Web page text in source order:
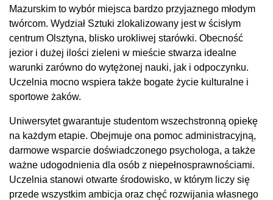
Mazurskim to wybór miejsca bardzo przyjaznego młodym
twórcom. Wydział Sztuki zlokalizowany jest w ścisłym
centrum Olsztyna, blisko urokliwej starówki. Obecność
jezior i dużej ilości zieleni w mieście stwarza idealne
warunki zarówno do wytężonej nauki, jak i odpoczynku.
Uczelnia mocno wspiera także bogate życie kulturalne i
sportowe żaków.
Uniwersytet gwarantuje studentom wszechstronną opiekę
na każdym etapie. Obejmuje ona pomoc administracyjną,
darmowe wsparcie doświadczonego psychologa, a także
ważne udogodnienia dla osób z niepełnosprawnościami.
Uczelnia stanowi otwarte środowisko, w którym liczy się
przede wszystkim ambicja oraz chęć rozwijania własnego